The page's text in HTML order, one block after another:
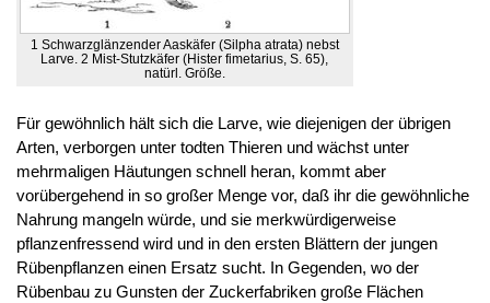
1 Schwarzglänzender Aaskäfer (Silpha atrata) nebst
Larve. 2 Mist-Stutzkäfer (Hister fimetarius, S. 65),
natürl. Größe.
Für gewöhnlich hält sich die Larve, wie diejenigen der übrigen
Arten, verborgen unter todten Thieren und wächst unter
mehrmaligen Häutungen schnell heran, kommt aber
vorübergehend in so großer Menge vor, daß ihr die gewöhnliche
Nahrung mangeln würde, und sie merkwürdigerweise
pflanzenfressend wird und in den ersten Blättern der jungen
Rübenpflanzen einen Ersatz sucht. In Gegenden, wo der
Rübenbau zu Gunsten der Zuckerfabriken große Flächen